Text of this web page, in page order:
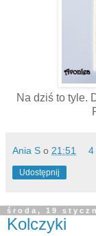
Na dziś to tyle.
Ania S o 21:51 4
Udostępnij
środa, 19
Kolczyki